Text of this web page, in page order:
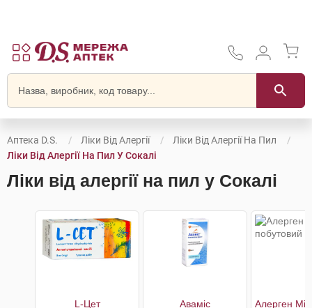
Аптека D.S. Ліки Від Алергії
Ліки Від Алергії На Пил
Ліки Від Алергії На Пил У Сокалі
Ліки від алергії на пил у Сокалі
L-Цет Аваміс